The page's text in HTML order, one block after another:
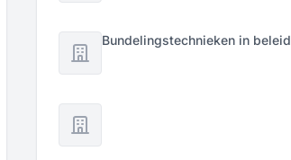
Bundelingstechnieken in beleid